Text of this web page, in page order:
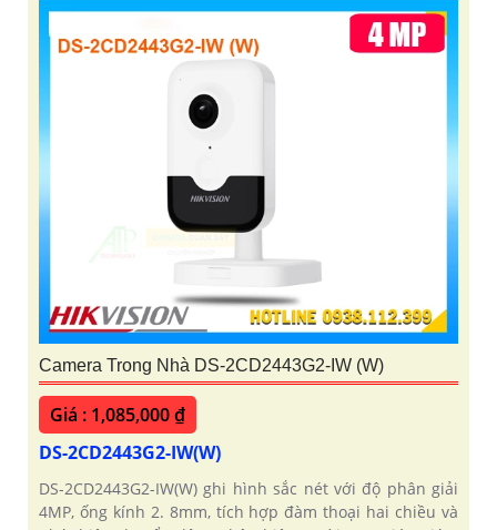
Camera Trong Nhà DS-2CD2443G2-IW (W)
Giá : 1,085,000 ₫
DS-2CD2443G2-IW(W)
DS-2CD2443G2-IW(W) ghi hình sắc nét với độ phân giải
4MP, ống kính 2. 8mm, tích hợp đàm thoại hai chiều và